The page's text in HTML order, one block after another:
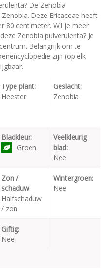
De Zenobia
Deze Ericaceae heeft
80 centimeter. Wil je meer
Zenobia pulverulenta? Je
Belangrijk om te
zijn (op elk
Type plant:
Heester
Geslacht:
Zenobia
Bladkleur:
Groen
Veelkleurig
blad:
Nee
Zon /
schaduw:
Halfschaduw
/ zon
Wintergroen:
Nee
Giftig:
Nee